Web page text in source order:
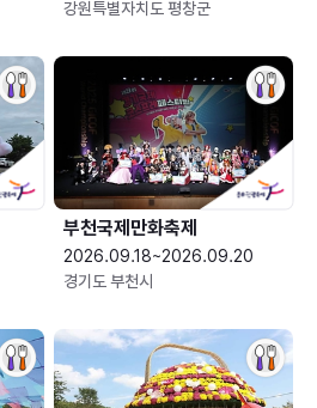
강원특별자치도 평창군
부천국제만화축제
2026.09.18~2026.09.20
경기도 부천시